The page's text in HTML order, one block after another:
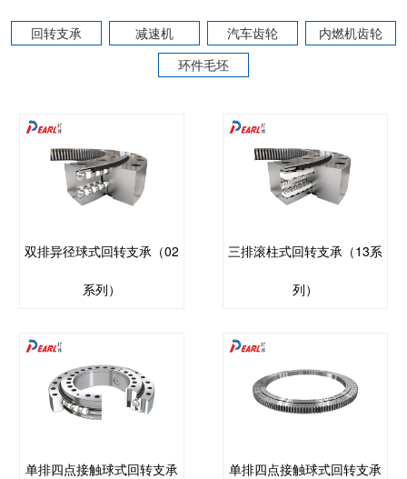
回转支承 减速机 汽车齿轮
内燃机齿轮
环件毛坯
双排异径球式回转支承（02
系列）
三排滚柱式回转支承（13系
列）
单排四点接触球式回转支承 单排四点接触球式回转支承